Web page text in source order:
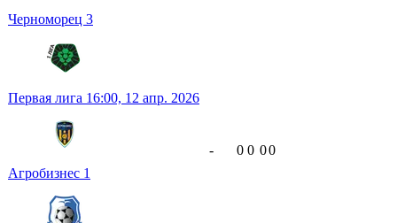
Черноморец 3
Первая лига 16:00, 12 апр. 2026
Агробизнес 1
- 0 0 00